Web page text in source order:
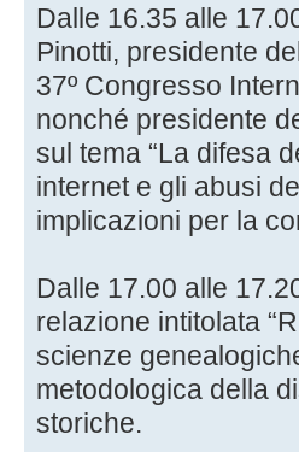
Dalle 16.35 alle
Pinotti, presidente
37º Congresso
nonché presidente
sul tema “La difesa
internet e gli abusi
implicazioni per la
Dalle 17.00 alle
relazione intitolata
scienze
metodologica della
storiche.